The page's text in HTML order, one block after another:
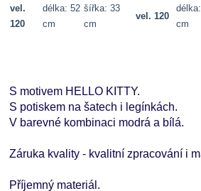
vel.
120
délka: 52
cm
šířka: 33
cm
vel. 120
cm
S motivem HELLO KITTY.
S potiskem na šatech i legínkách.
V barevné kombinaci modrá a bílá.
Záruka kvality - kvalitní zpracování i
Příjemný materiál.